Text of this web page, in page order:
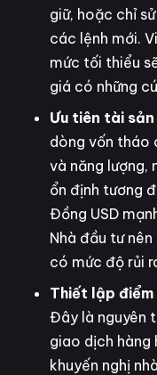
giữ, hoặc chỉ
các lệnh mới.
mức tối thiểu
giá có những
Ưu tiên tài
dòng vốn tháo
và năng lượng,
ổn định tương
Đồng USD
Nhà đầu tư
có mức độ rủi
Thiết lập
Đây là nguyên
giao dịch hàng
khuyến nghị